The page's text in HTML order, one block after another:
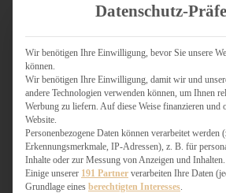
LOW CARB
MY
SÜSSES
VEGAN
Datenschutz-
Wir benötigen Ihre Einwilligung, bevor Sie unsere
können.
Wir benötigen Ihre Einwilligung, damit wir und
andere Technologien verwenden können, um Ihnen
Werbung zu liefern. Auf diese Weise finanzieren und
Website.
Personenbezogene Daten können verarbeitet werden
Erkennungsmerkmale, IP-Adressen), z. B. für
Inhalte oder zur Messung von Anzeigen und Inhalten.
Einige unserer 191 Partner verarbeiten Ihre Daten
Grundlage eines berechtigten Interesses